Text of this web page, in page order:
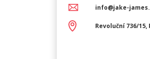
info@jake-
Revoluční 736/15,